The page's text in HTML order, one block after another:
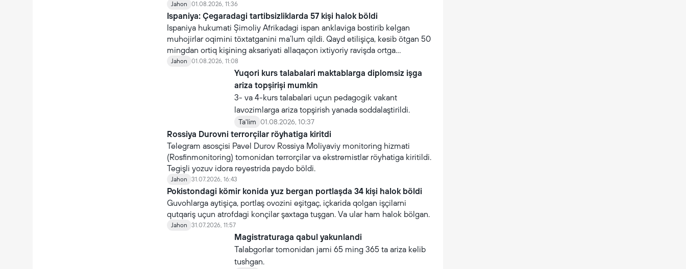
Jahon 01.08.2026, 11:36
Ispaniya: Çegaradagi tartibsizliklarda 57 kişi halok böldi
Ispaniya hukumati Şimoliy Afrikadagi ispan anklaviga bostirib kelgan
muhojirlar oqimini töxtatganini ma’lum qildi. Qayd etilişiça, kesib ötgan 50
mingdan ortiq kişining aksariyati allaqaçon ixtiyoriy ravişda ortga
qaytmoqda.
Jahon 01.08.2026, 11:08
Yuqori kurs talabalari maktablarga diplomsiz işga
ariza topşirişi mumkin
3- va 4-kurs talabalari uçun pedagogik vakant
lavozimlarga ariza topşirish yanada soddalaştirildi.
Ta'lim 01.08.2026, 10:37
Rossiya Durovni terrorçilar röyhatiga kiritdi
Telegram asosçisi Pavel Durov Rossiya Moliyaviy monitoring hizmati
(Rosfinmonitoring) tomonidan terrorçilar va ekstremistlar röyhatiga kiritildi.
Tegişli yozuv idora reyestrida paydo böldi.
Jahon 31.07.2026, 16:43
Pokistondagi kömir konida yuz bergan portlaşda 34 kişi halok böldi
Guvohlarga aytişiça, portlaş ovozini eşitgaç, içkarida qolgan işçilarni
qutqariş uçun atrofdagi konçilar şaxtaga tuşgan. Va ular ham halok bölgan.
Jahon 31.07.2026, 11:57
Magistraturaga qabul yakunlandi
Talabgorlar tomonidan jami 65 ming 365 ta ariza kelib
tushgan.